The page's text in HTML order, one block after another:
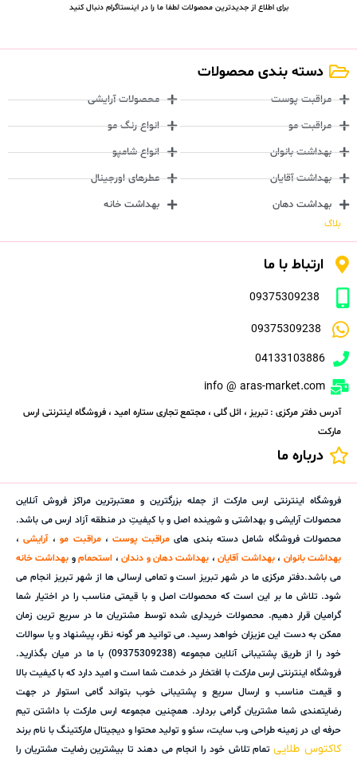
برای اطلاع از جدیدترین محصولات لطفا ما را در اینستاگرام دنبال کنید
دسته بندی محصولات
مراقبت پوست
مراقبت مو
بهداشت بانوان
بهداشت آقایان
بهداشت دهان
محصولات آرایشی
انواع رنگ مو
انواع شامپو
عطرهای اورجینال
بهداشت خانه
بلاگ
ارتباط با ما
09375309238
09375309238
04133103886
info @ aras-market.com
آدرس دفتر مرکزی : تبریز ، ائل گلی ، مجتمع تجاری ستاره امید ، فروشگاه اینترنتی ارس
مارکت
درباره ما
فروشگاه اینترنتی ارس مارکت از جمله بزرگترین و معتبرترین مراکز فروش آنلاین
محصولات آرایشی و بهداشتی و شوینده اصل و با کیفیتِ در منطقه آزاد ارس می باشد.
محصولات فروشگاه شامل دسته بندی هایمراقبت پوست،مراقبت مو،آرایشی،
بهداشت بانوان ،بهداشت آقایان، بهداشت دهان و دندان، استحمامو بهداشت خانه
می باشد.دفتر مرکزی ما در شهر تبریز است و تمامی ارسالی ها از شهر تبریز انجام می
شود. تلاش ما بر این است که محصولات اصل و با قیمتی مناسب را در اختیار شما
گرامیان قرار دهیم. محصولات خریداری شده توسط مشتریان ما در سریع ترین زمان
ممکن به دست این عزیزان خواهد رسید. می توانید هر گونه نظر، پیشنهاد و یا سوالات
خود را از طریق پشتیبانی آنلاین مجموعه (09375309238) با ما در میان بگذارید.
فروشگاه اینترنتی ارس مارکت با افتخار در خدمت شما است و امید دارد که با کیفیت بالا
و قیمت مناسب و ارسال سریع و پشتیبانی خوب بتواند گامی استوار در جهت
رضایتمندی شما مشتریان گرامی بردارد. همچنین مجموعه ارس مارکت با داشتن تیم
حرفه ای در زمینه طراحی وب سایت، سئو و تولید محتوا و دیجیتال مارکتینگ با نام برند
کاکتوس طلاییتمام تلاش خود را انجام می دهند تا بیشترین رضایت مشتریان را